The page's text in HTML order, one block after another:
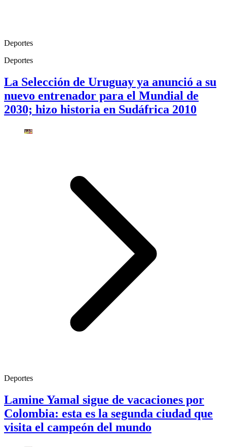
Deportes
Deportes
La Selección de Uruguay ya anunció a su
nuevo entrenador para el Mundial de
2030; hizo historia en Sudáfrica 2010
Deportes
Lamine Yamal sigue de vacaciones por
Colombia: esta es la segunda ciudad que
visita el campeón del mundo